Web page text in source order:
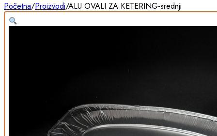
Početna/Proizvodi/ALU OVALI ZA KETERING-srednji